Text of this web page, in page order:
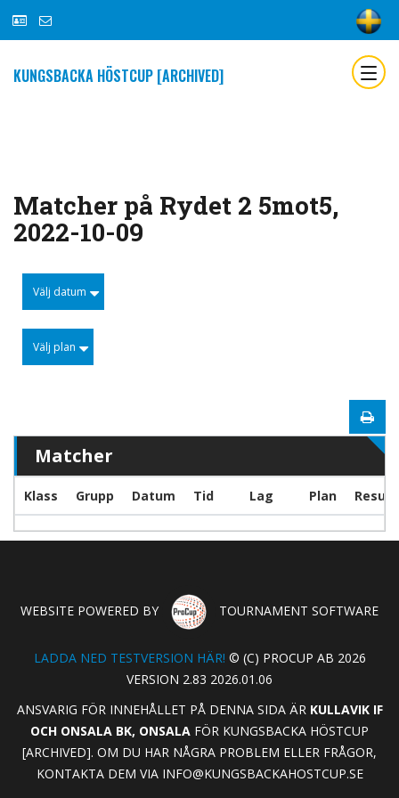
KUNGSBACKA HÖSTCUP [ARCHIVED]
Matcher på Rydet 2 5mot5,
2022-10-09
Välj datum
Välj plan
Matcher
Klass Grupp Datum Tid Lag Plan
WEBSITE POWERED BY TOURNAMENT SOFTWARE
LADDA NED TESTVERSION HÄR! © (C) PROCUP AB 2026
VERSION 2.83 2026.01.06
ANSVARIG FÖR INNEHÅLLET PÅ DENNA SIDA ÄR KULLAVIK IF
OCH ONSALA BK, ONSALA FÖR KUNGSBACKA HÖSTCUP
[ARCHIVED]. OM DU HAR NÅGRA PROBLEM ELLER FRÅGOR,
KONTAKTA DEM VIA INFO@KUNGSBACKAHOSTCUP.SE